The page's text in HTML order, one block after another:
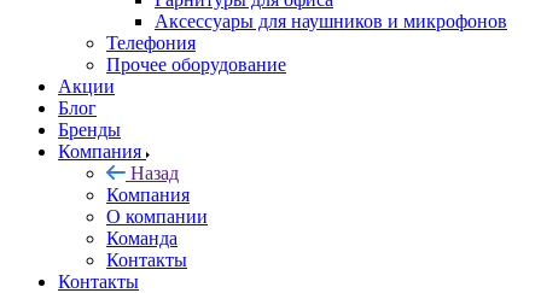
Аксессуары для наушников и микрофонов
Телефония
Прочее оборудование
Акции
Блог
Бренды
Компания
Назад
Компания
О компании
Команда
Контакты
Контакты